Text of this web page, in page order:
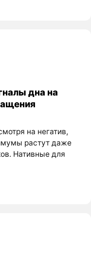
дна на
на негатив,
растут даже
Нативные для